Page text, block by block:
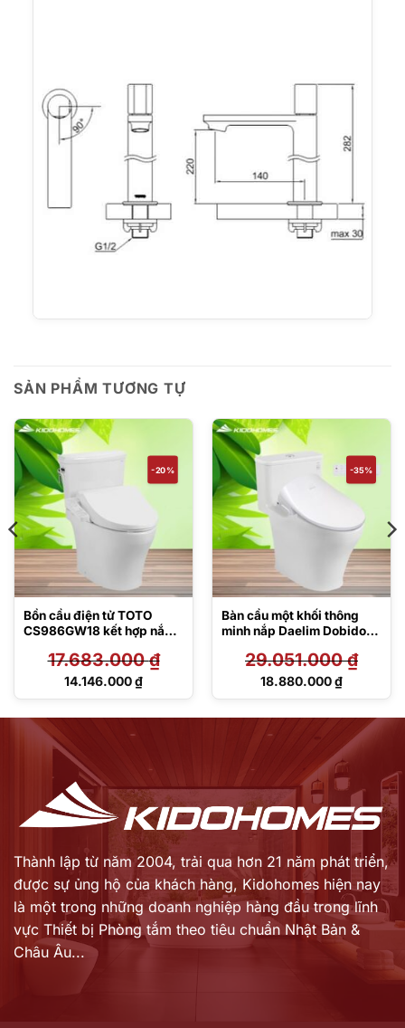
SẢN PHẨM TƯƠNG TỰ
-20%
Bồn cầu điện tử TOTO
CS986GW18 kết hợp nắp
TCF23710AAA C2 Simple
17.683.000₫
Giá
14.146.000₫
Giá
-35%
Bàn cầu một khối thông
minh nắp Daelim Dobidos
29.051.000₫
Giá
29.051.000 ₫.
18.880.000₫
Giá
18.880.000 ₫.
Thành lập từ năm 2004, trải qua hơn 21 năm phát triển,
được sự ủng hộ của khách hàng, Kidohomes hiện nay
là một trong những doanh nghiệp hàng đầu trong lĩnh
vực Thiết bị Phòng tắm theo tiêu chuẩn Nhật Bản &
Châu Âu...